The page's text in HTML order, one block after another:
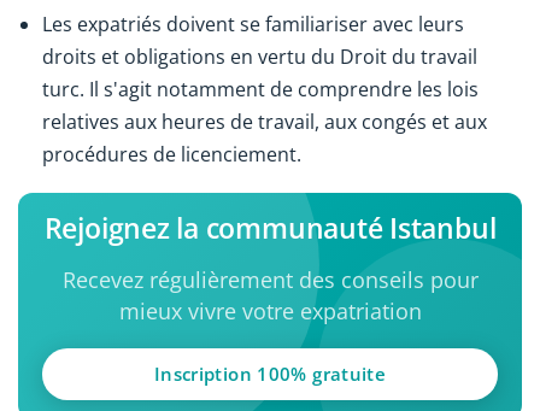
Les expatriés doivent se familiariser avec leurs
droits et obligations en vertu du Droit du travail
turc. Il s'agit notamment de comprendre les lois
relatives aux heures de travail, aux congés et aux
procédures de licenciement.
Rejoignez la communauté Istanbul
Recevez régulièrement des conseils pour
mieux vivre votre expatriation
Inscription 100% gratuite